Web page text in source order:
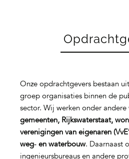
Onze opdrachtgevers bestaan
groep organisaties binnen de
sector. Wij werken onder andere
gemeenten, Rijkswaterstaat,
verenigingen van eigenaren
weg‑ en waterbouw. Daarnaast
ingenieursbureaus en andere